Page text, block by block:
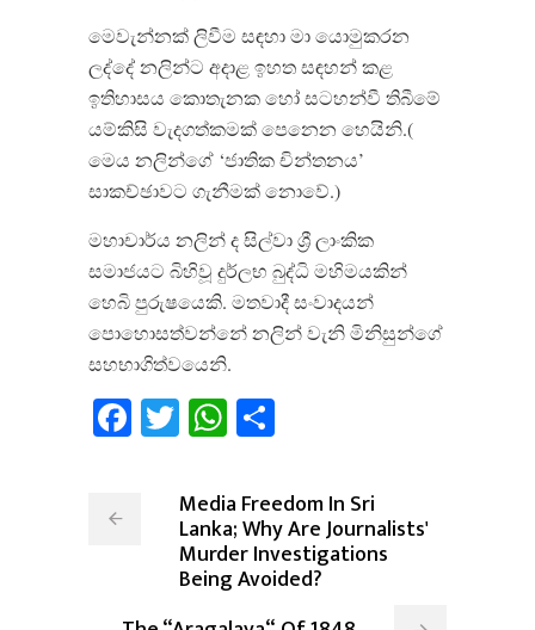
මෙවැන්නක් ලිවීම සඳහා මා යොමුකරන
ලද්දේ නලින්ට අදාළ ඉහත සඳහන් කළ
ඉතිහාසය කොතැනක හෝ සටහන්වී තිබීමේ
යම්කිසි වැදගත්කමක් පෙනෙන හෙයිනි.(
මෙය නලින්ගේ ‘ජාතික චින්තනය’
සාකච්ඡාවට ගැනීමක් නොවේ.)
මහාචාර්ය නලින් ද සිල්වා ශ්‍රී ලාංකික
සමාජයට බිහිවූ දුර්ලභ බුද්ධි මහිමයකින්
හෙබි පුරුෂයෙකි. මතවාදී සංවාදයන්
පොහොසත්වන්නේ නලින් වැනි මිනිසුන්ගේ
සහභාගිත්වයෙනි.
Facebook
TwitterWhatsApp
Media Freedom In Sri
Lanka; Why Are Journalists'
Murder Investigations
Being Avoided?